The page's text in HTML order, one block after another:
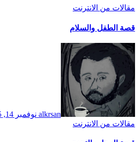
مقالات من الانترنت
قصة الطفل والسلام
alkrsan نوفمبر 14, 2025
مقالات من الانترنت